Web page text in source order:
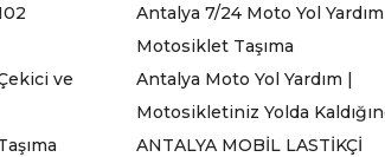
Antalya 7/24 Moto Yol
Motosiklet Taşıma
ve
Antalya Moto Yol Yardım |
Motosikletiniz Yolda
ANTALYA MOBİL LASTİKÇİ